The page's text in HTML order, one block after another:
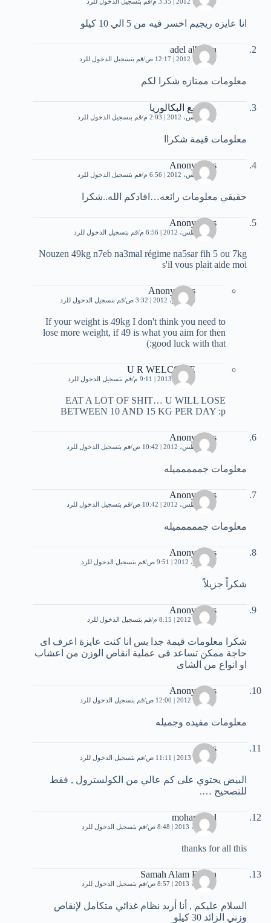
انا عايزه ريجيم اخسر فيه من 5 الي 10 كيلو
adel alhasan
25 يوليو، 2012 | 12:17 ص قم بتسجيل الدخول للرد
معلومات ممتازه شكرا لكم
مواضيع البكالوريا
2 أغسطس، 2012 | 2:03 م قم بتسجيل الدخول للرد
معلومات قيمة شكراا
Anonymous
7 أغسطس، 2012 | 6:56 م قم بتسجيل الدخول للرد
حقيقي معلومات رائعه…افادكم الله..شكرا
Anonymous
30 أغسطس، 2012 | 6:56 م قم بتسجيل الدخول للرد
Nouzen 49kg n7eb na3mal régime na5sar fih 5 ou 7kg
s'il vous plait aide moi
Anonymous
8 سبتمبر، 2012 | 3:32 ص قم بتسجيل الدخول للرد
If your weight is 49kg I don't think you need to
lose more weight, if 49 is what you aim for then
good luck with that:)
U R WELCOME
9 أبريل، 2013 | 9:11 م قم بتسجيل الدخول للرد
EAT A LOT OF SHIT… U WILL LOSE
BETWEEN 10 AND 15 KG PER DAY :p
Anonymous
31 أغسطس، 2012 | 10:42 ص قم بتسجيل الدخول للرد
معلومات جممممميله
Anonymous
31 أغسطس، 2012 | 10:42 ص قم بتسجيل الدخول للرد
معلومات جممممميله
Anonymous
5 سبتمبر، 2012 | 9:51 ص قم بتسجيل الدخول للرد
شكراً جزيلاً
Anonymous
1 أكتوبر، 2012 | 8:15 م قم بتسجيل الدخول للرد
شكرا معلومات قيمة جدا بس انا كنت عايزة اعرف اى
حاجة ممكن تساعد فى عملية انقاص الوزن من اعشاب
او انواع من الشاى
Anonymous
2 أكتوبر، 2012 | 12:00 ص قم بتسجيل الدخول للرد
معلومات مفيده وجميله
Firas
3 فبراير، 2013 | 11:11 ص قم بتسجيل الدخول للرد
البيض يحتوي على كم عالي من الكولسترول , فقط
للتصحيح ….
mohammed
10 أبريل، 2013 | 8:48 ص قم بتسجيل الدخول للرد
thanks for all this
Samah Alam Eldein
10 أبريل، 2013 | 8:57 ص قم بتسجيل الدخول للرد
السلام عليكم , أنا أريد نظام غذائي متكامل لإنقاص
وزني الزائد 30 كيلو